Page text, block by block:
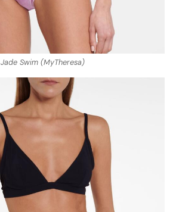
Jade Swim (MyTheresa)